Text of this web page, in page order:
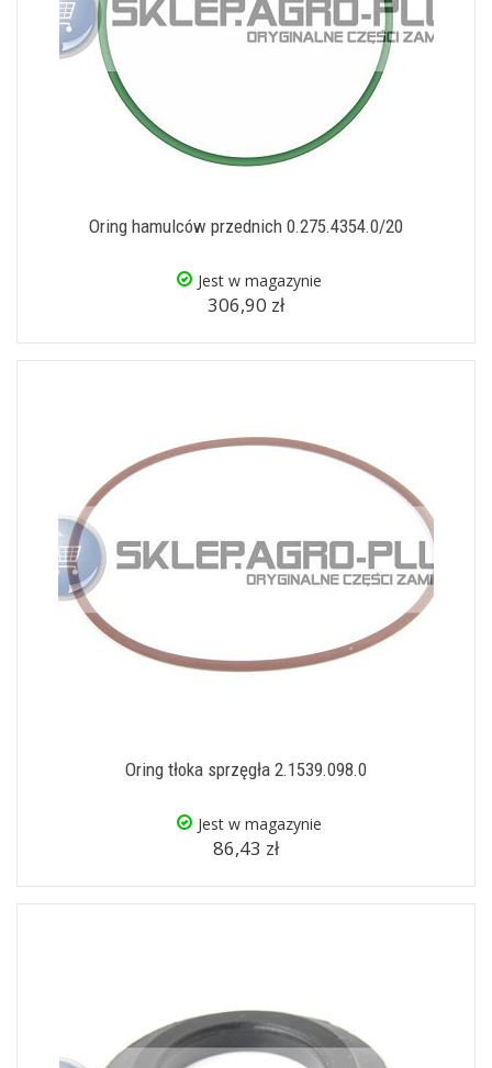
Oring hamulców przednich 0.275.4354.0/20
Jest w magazynie
306,90 zł
Oring tłoka sprzęgła 2.1539.098.0
Jest w magazynie
86,43 zł